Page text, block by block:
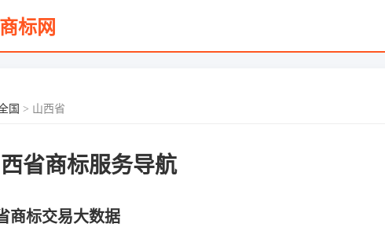
标网
国 > 山西省
省商标服务导航
商标交易大数据